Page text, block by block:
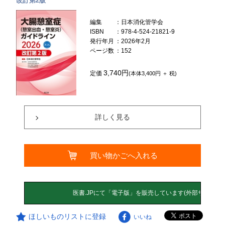
編集
：日本消化管学会
ISBN
：978-4-524-21821-9
発行年月
：2026年2月
ページ数 ：152
定価3,740円(本体3,400円 ＋ 税)
詳しく見る
買い物かごへ入れる
ほしいものリストに登録 いいね